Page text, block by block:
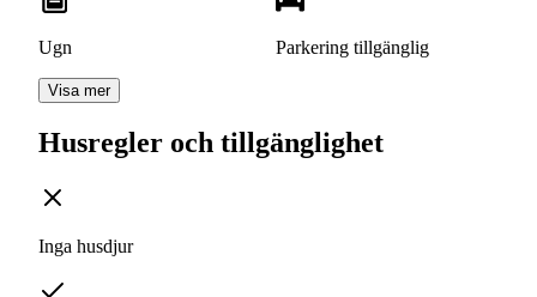
Ugn Parkering tillgänglig
Visa mer
Husregler och tillgänglighet
Inga husdjur